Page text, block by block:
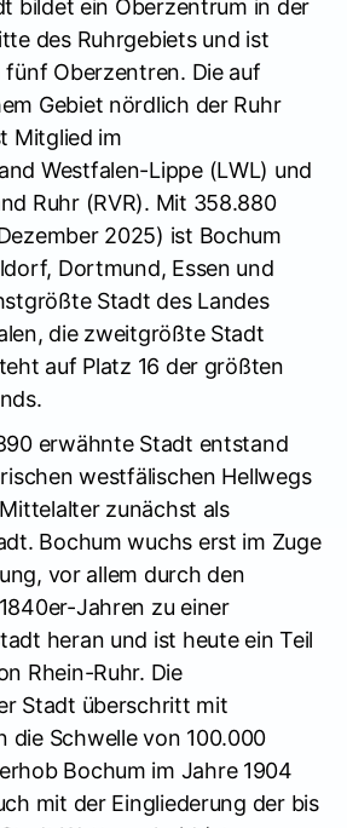
bildet ein Oberzentrum in der
des Ruhrgebiets und ist
fünf Oberzentren. Die auf
Gebiet nördlich der Ruhr
Mitglied im
Westfalen-Lippe (LWL) und
Ruhr (RVR). Mit 358.880
2025) ist Bochum
Dortmund, Essen und
Stadt des Landes
die zweitgrößte Stadt
auf Platz 16 der größten
erwähnte Stadt entstand
westfälischen Hellwegs
zunächst als
Bochum wuchs erst im Zuge
vor allem durch den
Jahren zu einer
heran und ist heute ein Teil
Rhein-Ruhr. Die
Stadt überschritt mit
die Schwelle von 100.000
Bochum im Jahre 1904
mit der Eingliederung der bis